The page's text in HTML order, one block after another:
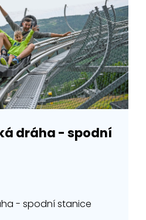
dráha - spodní
- spodní stanice